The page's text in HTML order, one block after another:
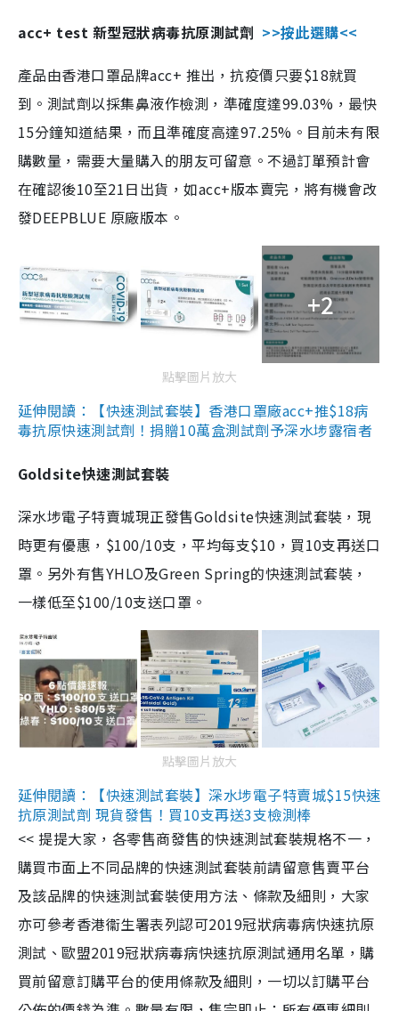
acc+ test 新型冠狀病毒抗原測試劑 >>按此選購<<
產品由香港口罩品牌acc+ 推出，抗疫價只要$18就買
到。測試劑以採集鼻液作檢測，準確度達99.03%，最快
15分鐘知道結果，而且準確度高達97.25%。目前未有限
購數量，需要大量購入的朋友可留意。不過訂單預計會
在確認後10至21日出貨，如acc+版本賣完，將有機會改
發DEEPBLUE 原廠版本。
+2
點擊圖片放大
延伸閱讀：【快速測試套裝】香港口罩廠acc+推$18病
毒抗原快速測試劑！捐贈10萬盒測試劑予深水埗露宿者
Goldsite快速測試套裝
深水埗電子特賣城現正發售Goldsite快速測試套裝，現
時更有優惠，$100/10支，平均每支$10，買10支再送口
罩。另外有售YHLO及Green Spring的快速測試套裝，
一樣低至$100/10支送口罩。
點擊圖片放大
延伸閱讀：【快速測試套裝】深水埗電子特賣城$15快速
抗原測試劑 現貨發售！買10支再送3支檢測棒
<< 提提大家，各零售商發售的快速測試套裝規格不一，
購買市面上不同品牌的快速測試套裝前請留意售賣平台
及該品牌的快速測試套裝使用方法、條款及細則，大家
亦可參考香港衞生署表列認可2019冠狀病毒病快速抗原
測試、歐盟2019冠狀病毒病快速抗原測試通用名單，購
買前留意訂購平台的使用條款及細則，一切以訂購平台